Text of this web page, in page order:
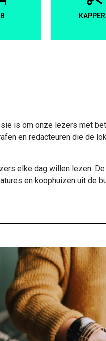
is om onze lezers met
en redacteuren die de
elke dag willen lezen.
en koophuizen uit de